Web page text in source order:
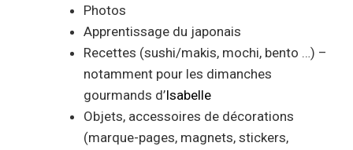
Photos
Apprentissage du japonais
Recettes (sushi/makis, mochi, bento …) –
notamment pour les dimanches
gourmands d’Isabelle
Objets, accessoires de décorations
(marque-pages, magnets, stickers,